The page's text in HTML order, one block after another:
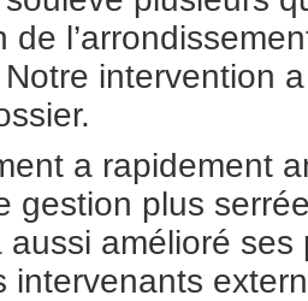
de
Notre intervention
a rapidement
gestion plus
amélioré
intervenants